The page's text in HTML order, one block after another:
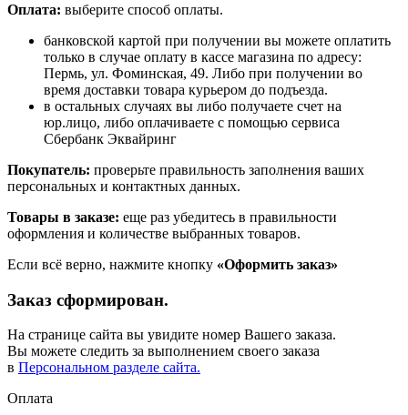
Оплата: выберите способ оплаты.
банковской картой при получении вы можете оплатить
только в случае оплату в кассе магазина по адресу:
Пермь, ул. Фоминская, 49. Либо при получении во
время доставки товара курьером до подъезда.
в остальных случаях вы либо получаете счет на
юр.лицо, либо оплачиваете с помощью сервиса
Сбербанк Эквайринг
Покупатель: проверьте правильность заполнения ваших
персональных и контактных данных.
Товары в заказе: еще раз убедитесь в правильности
оформления и количестве выбранных товаров.
Если всё верно, нажмите кнопку «Оформить заказ»
Заказ сформирован.
На странице сайта вы увидите номер Вашего заказа.
Вы можете следить за выполнением своего заказа
в Персональном разделе сайта.
Оплата